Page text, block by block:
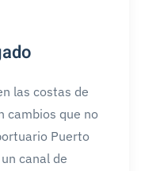
las costas de
cambios que no
Puerto
canal de